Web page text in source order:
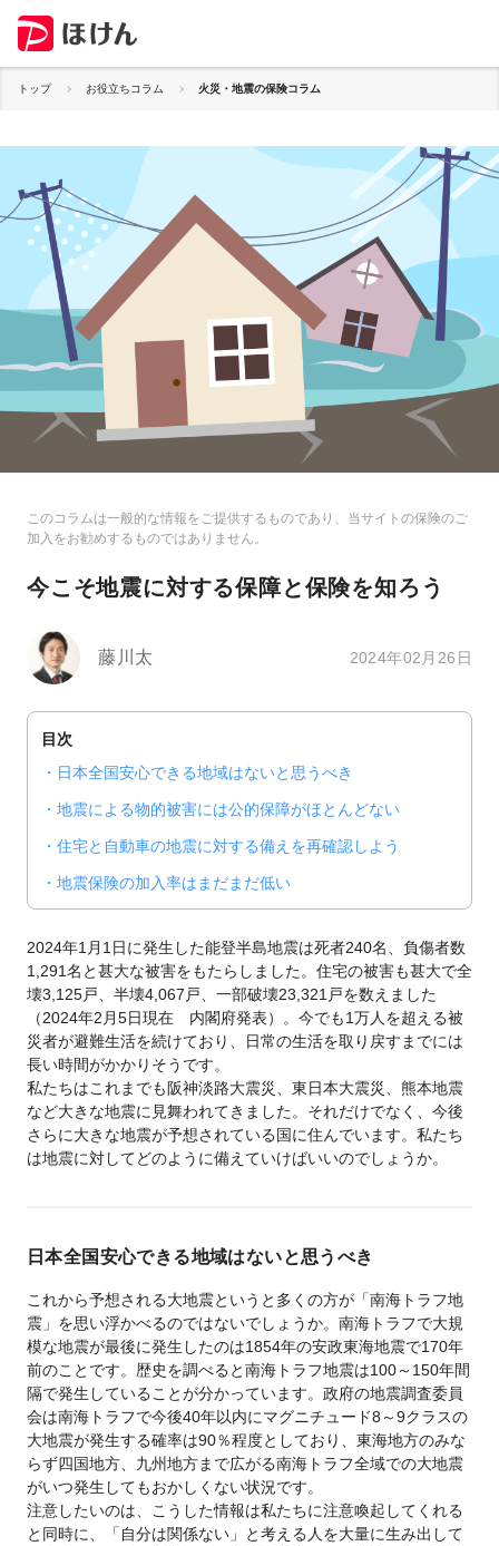
トップ お役立ちコラム 火災・地震の保険コラム
このコラムは一般的な情報をご提供するものであり、当サイトの保険のご
加入をお勧めするものではありません。
今こそ地震に対する保障と保険を知ろう
藤川太 2024年02月26日
目次
日本全国安心できる地域はないと思うべき
地震による物的被害には公的保障がほとんどない
住宅と自動車の地震に対する備えを再確認しよう
地震保険の加入率はまだまだ低い
2024年1月1日に発生した能登半島地震は死者240名、負傷者数
1,291名と甚大な被害をもたらしました。住宅の被害も甚大で全
壊3,125戸、半壊4,067戸、一部破壊23,321戸を数えました
（2024年2月5日現在 内閣府発表）。今でも1万人を超える被
災者が避難生活を続けており、日常の生活を取り戻すまでには
長い時間がかかりそうです。
私たちはこれまでも阪神淡路大震災、東日本大震災、熊本地震
など大きな地震に見舞われてきました。それだけでなく、今後
さらに大きな地震が予想されている国に住んでいます。私たち
は地震に対してどのように備えていけばいいのでしょうか。
日本全国安心できる地域はないと思うべき
これから予想される大地震というと多くの方が「南海トラフ地
震」を思い浮かべるのではないでしょうか。南海トラフで大規
模な地震が最後に発生したのは1854年の安政東海地震で170年
前のことです。歴史を調べると南海トラフ地震は100～150年間
隔で発生していることが分かっています。政府の地震調査委員
会は南海トラフで今後40年以内にマグニチュード8～9クラスの
大地震が発生する確率は90％程度としており、東海地方のみな
らず四国地方、九州地方まで広がる南海トラフ全域での大地震
がいつ発生してもおかしくない状況です。
注意したいのは、こうした情報は私たちに注意喚起してくれる
と同時に、「自分は関係ない」と考える人を大量に生み出して